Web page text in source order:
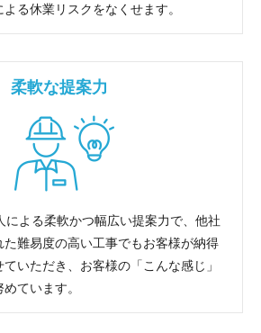
る休業リスクをなくせます。
柔軟な提案力
による柔軟かつ幅広い提案力で、他社
た難易度の高い工事でもお客様が納得
いただき、お客様の「こんな感じ」
ています。